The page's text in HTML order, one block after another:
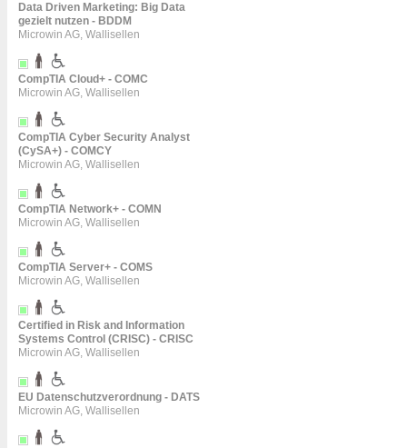
Data Driven Marketing: Big Data
gezielt nutzen - BDDM
Microwin AG, Wallisellen
CompTIA Cloud+ - COMC
Microwin AG, Wallisellen
CompTIA Cyber Security Analyst
(CySA+) - COMCY
Microwin AG, Wallisellen
CompTIA Network+ - COMN
Microwin AG, Wallisellen
CompTIA Server+ - COMS
Microwin AG, Wallisellen
Certified in Risk and Information
Systems Control (CRISC) - CRISC
Microwin AG, Wallisellen
EU Datenschutzverordnung - DATS
Microwin AG, Wallisellen